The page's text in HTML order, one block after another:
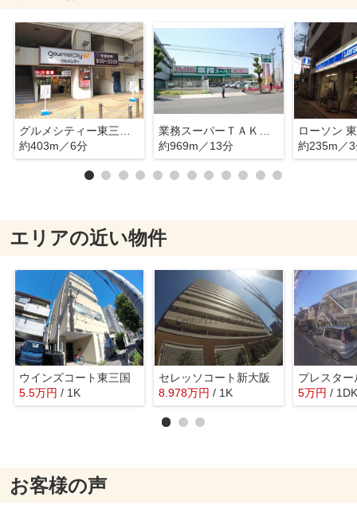
約403m／6分
約969m／13分
ローソン
約235m／
エリアの近い物件
ウインズコート東三国
5.5万円 / 1K
セレッソコート新大阪
8.978万円 / 1K
プレスター
5万円 / 1DK
お客様の声